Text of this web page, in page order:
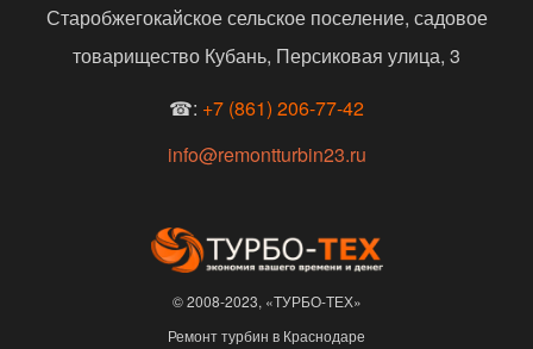
Старобжегокайское сельское поселение, садовое
товарищество Кубань, Персиковая улица, 3
☎: +7 (861) 206-77-42
info@remontturbin23.ru
© 2008-2023, «ТУРБО-ТЕХ»
Ремонт турбин в Краснодаре